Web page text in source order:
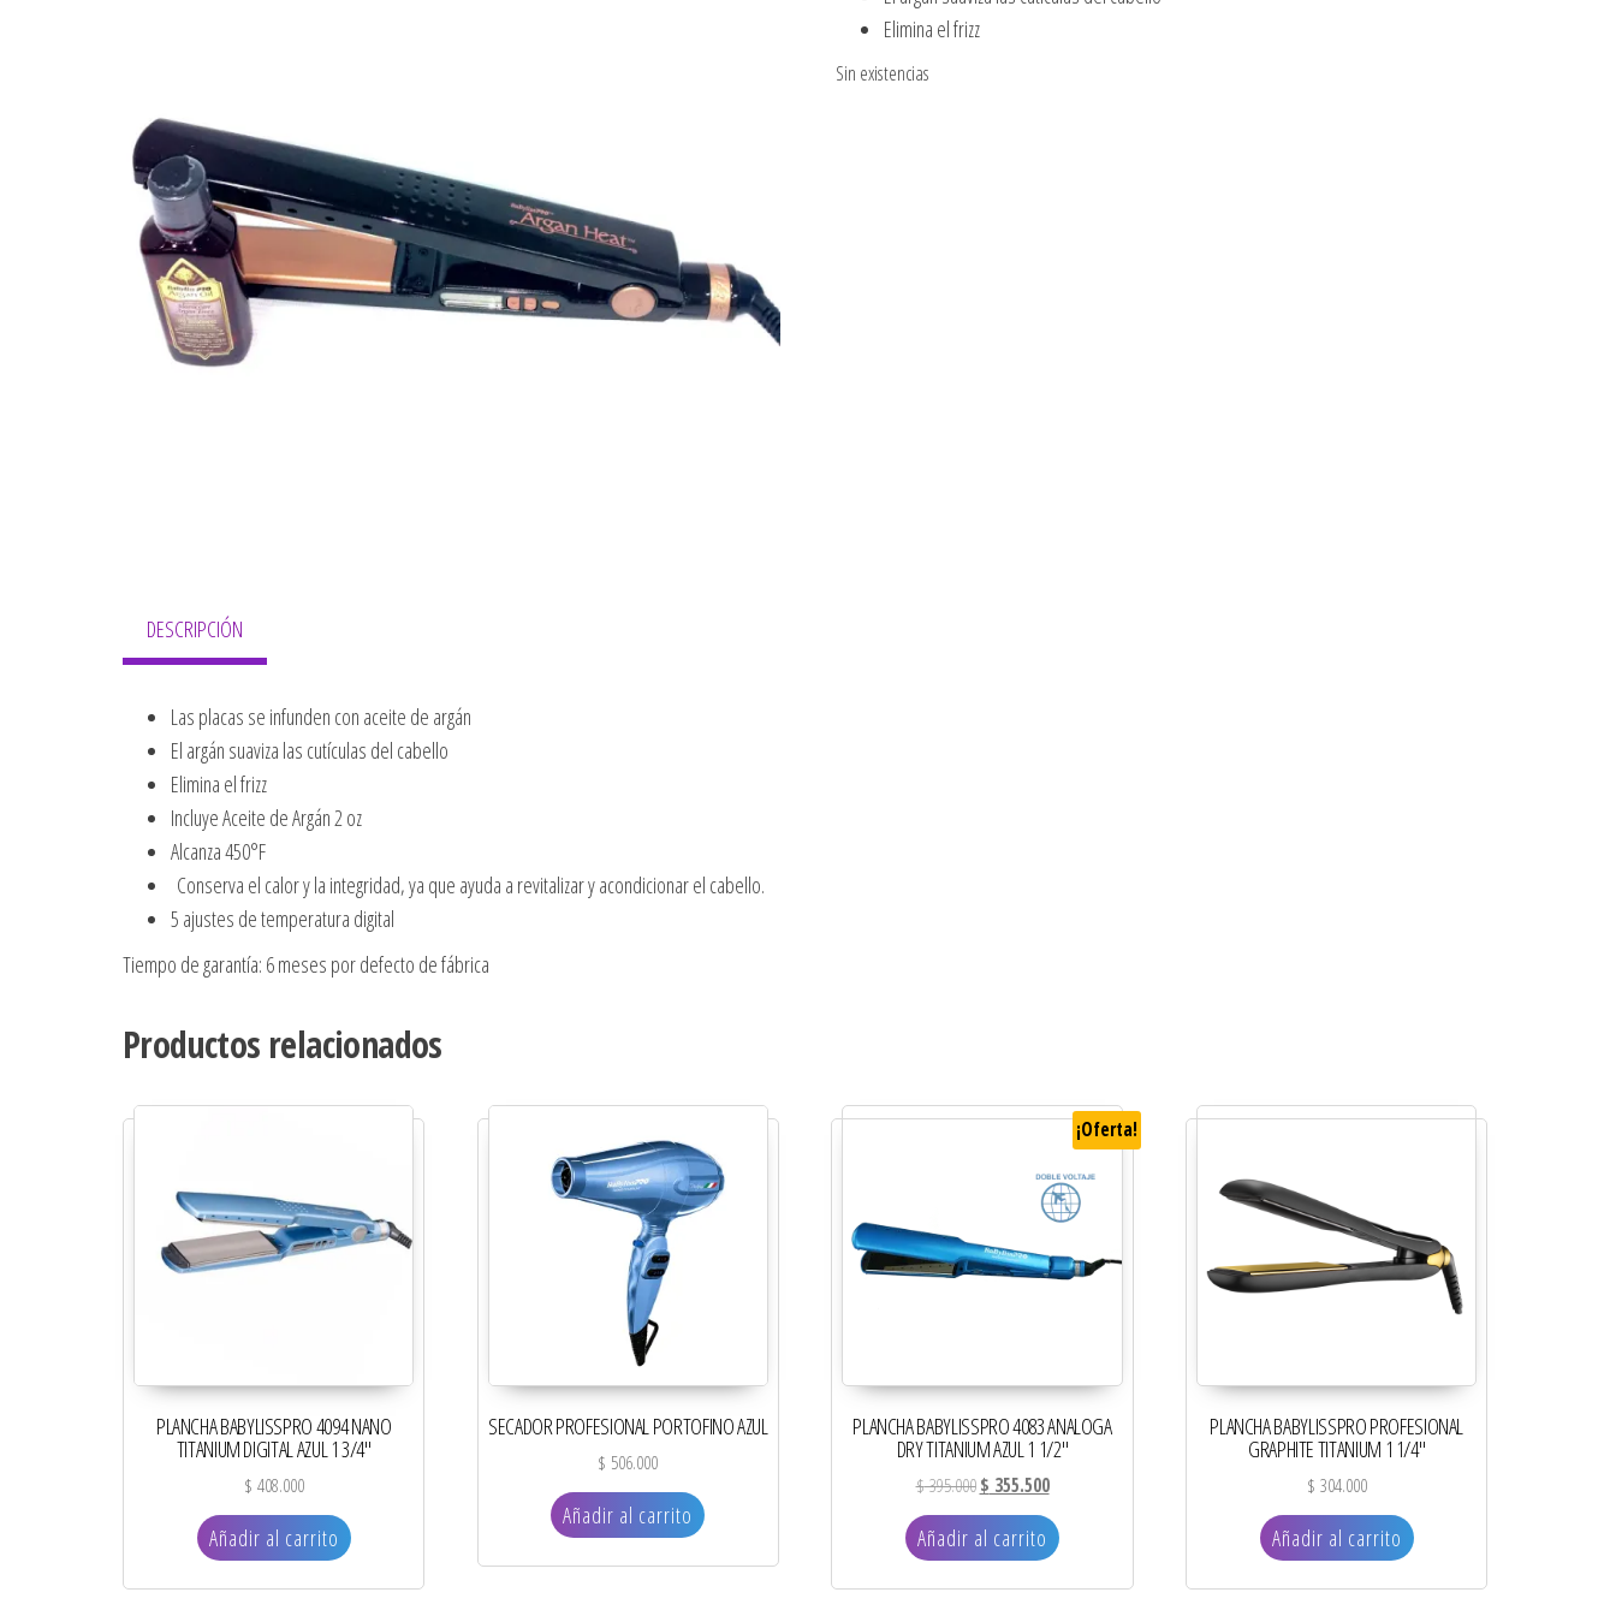
Elimina el frizz
Sin existencias
DESCRIPCIÓN
Las placas se infunden con aceite de argán
El argán suaviza las cutículas del cabello
Elimina el frizz
Incluye Aceite de Argán 2 oz
Alcanza 450°F
Conserva el calor y la integridad, ya que ayuda a revitalizar y acondicionar el cabello.
5 ajustes de temperatura digital
Tiempo de garantía: 6 meses por defecto de fábrica
Productos relacionados
PLANCHA BABYLISSPRO 4094 NANO
TITANIUM DIGITAL AZUL 1 3/4″
$ 408.000
Añadir al carrito
SECADOR PROFESIONAL PORTOFINO AZUL
$ 506.000
Añadir al carrito
¡Oferta!
PLANCHA BABYLISSPRO 4083 ANALOGA
DRY TITANIUM AZUL 1 1/2″
$395.000 El precio original era: $ 395.000.
$ 355.500El precio actual es: $ 355.500.
Añadir al carrito
PLANCHA BABYLISSPRO PROFESIONAL
GRAPHITE TITANIUM 1 1/4″
$ 304.000
Añadir al carrito